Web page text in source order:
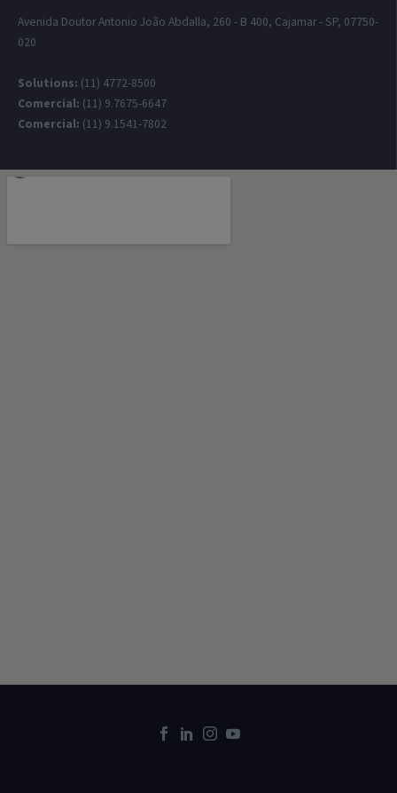
Avenida Doutor Antonio João Abdalla, 260 - B 400, Cajamar - SP, 07750-
020
Solutions: (11) 4772-8500
Comercial: (11) 9.7675-6647
Comercial: (11) 9.1541-7802